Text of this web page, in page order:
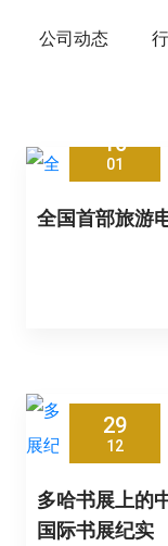
公司动态
16
01
全国首部旅游
29
12
多哈书展上的
国际书展纪实